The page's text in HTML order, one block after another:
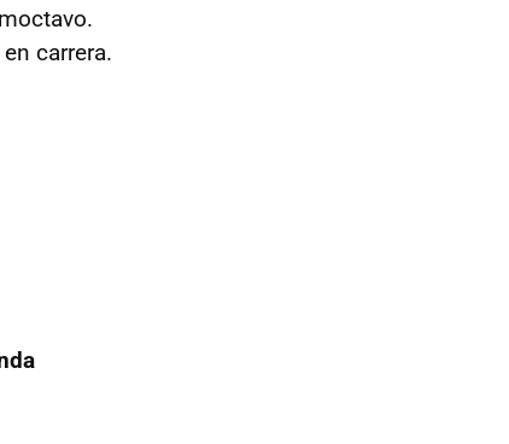
carrera.